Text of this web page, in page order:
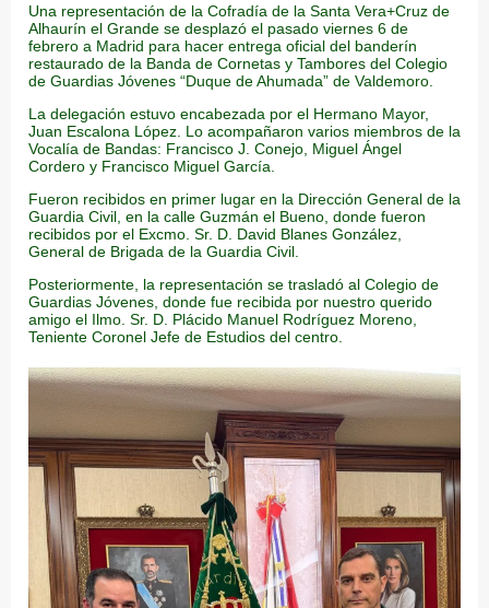
Una representación de la Cofradía de la Santa Vera+Cruz de
Alhaurín el Grande se desplazó el pasado viernes 6 de
febrero a Madrid para hacer entrega oficial del banderín
restaurado de la Banda de Cornetas y Tambores del Colegio
de Guardias Jóvenes “Duque de Ahumada” de Valdemoro.
La delegación estuvo encabezada por el Hermano Mayor,
Juan Escalona López. Lo acompañaron varios miembros de la
Vocalía de Bandas: Francisco J. Conejo, Miguel Ángel
Cordero y Francisco Miguel García.
Fueron recibidos en primer lugar en la Dirección General de la
Guardia Civil, en la calle Guzmán el Bueno, donde fueron
recibidos por el Excmo. Sr. D. David Blanes González,
General de Brigada de la Guardia Civil.
Posteriormente, la representación se trasladó al Colegio de
Guardias Jóvenes, donde fue recibida por nuestro querido
amigo el Ilmo. Sr. D. Plácido Manuel Rodríguez Moreno,
Teniente Coronel Jefe de Estudios del centro.